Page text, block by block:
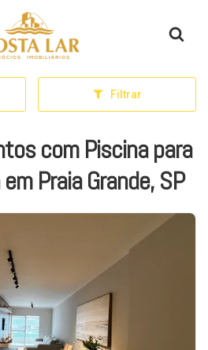
inicial
Filtrar
com Piscina para
Praia Grande, SP